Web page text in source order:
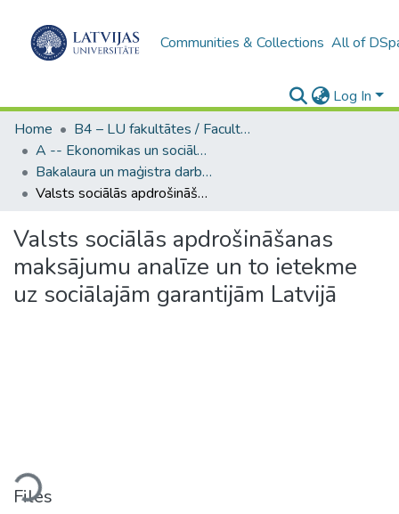
Communities & Collections All of
Log In
Home
B4 – LU fakultātes / Faculties of the UL
A -- Ekonomikas un sociālo zinātņu fakultāte / Faculty of Economics and Social Sciences
Bakalaura un maģistra darbi (ESZF) / Bachelor's and Master's theses
Valsts sociālās apdrošināšanas maksājumu analīze un to ietekme uz sociālajām garantijām Latvijā
Valsts sociālās apdrošināšanas
maksājumu analīze un to ietekme
uz sociālajām garantijām Latvijā
Files